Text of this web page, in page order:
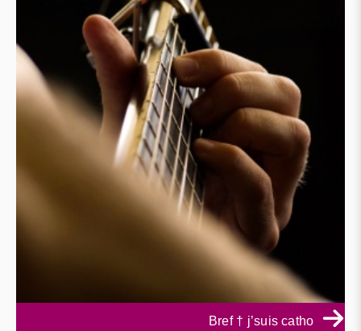
Bref † j’suis catho